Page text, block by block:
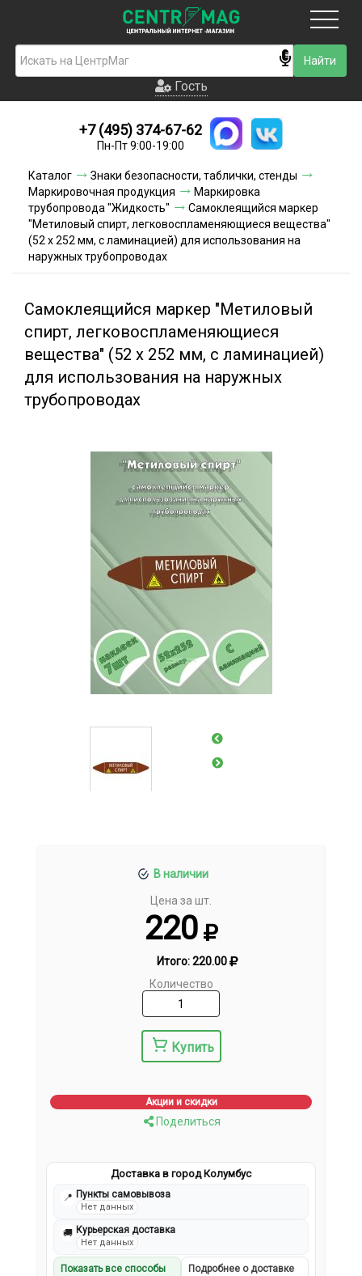
Гость
Новинки
Условия доставки
Условия оплаты
Контакты
Гость
+7 (495) 374-67-62
Пн-Пт 9:00-19:00
Каталог
Знаки безопасности, таблички, стенды
Маркировочная продукция
Маркировка
трубопровода "Жидкость"
Самоклеящийся маркер
"Метиловый спирт, легковоспламеняющиеся вещества"
(52 х 252 мм, с ламинацией) для использования на
наружных трубопроводах
Самоклеящийся маркер "Метиловый
спирт, легковоспламеняющиеся
вещества" (52 х 252 мм, с ламинацией)
для использования на наружных
трубопроводах
В наличии
Цена за шт.
220
Итого:220.00
Количество
Купить
Акции и скидки
Поделиться
Доставка в город Колумбус
📍 Пункты самовывоза
Нет данных
🚚 Курьерская доставка
Нет данных
Показать все способы Подробнее о доставке